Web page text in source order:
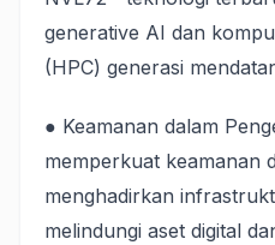
generative AI dan
(HPC) generasi
● Keamanan dalam
memperkuat keamanan
menghadirkan
melindungi aset digital